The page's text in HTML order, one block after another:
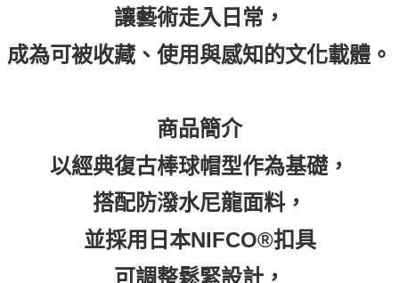
讓藝術走入日常，
成為可被收藏、使用與感知的文化載體。
商品簡介
以經典復古棒球帽型作為基礎，
搭配防潑水尼龍面料，
並採用日本NIFCO®扣具
可調整鬆緊設計，